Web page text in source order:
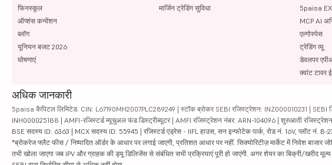
फिनस्कूल
ऑप्शंस कन्वेंशन
ब्लॉग
यूनियन बजट 2026
घोषणाएं
मार्जिन ट्रेडिंग सुविधा
5paisa
MCP AI
एल्गोस्पेस
ट्रेडिंग व्यू
डेवलपर
क्वांट टावर
अधिक जानकारी
5paisa कैपिटल लिमिटेड. CIN: L67190MH2007PLC289249 | स्टॉक ब्रोकर SEBI रजिस्ट्रेशन: INZ000010231 | SEBI
INH000025188 | AMFI-रजिस्टर्ड म्यूचुअल फंड डिस्ट्रीब्यूटर | AMFI रजिस्ट्रेशन नंबर: ARN-104096 | शुरुआती
BSE सदस्य ID: 6363 | MCX सदस्य ID: 55945 | रजिस्टर्ड एड्रेस - IIFL हाउस, सन इन्फोटेक पार्क, रोड नं. 16V, प्लॉट नं. B-
*ब्रोकरेज फ्लैट फीस / निष्पादित ऑर्डर के आधार पर लगाई जाएगी, प्रतिशत आधार पर नहीं. सिक्योरिटीज़ मार्केट में निवेश
तभी खोला जाएगा जब IPV और ग्राहक की ड्यू डिलिजेंस से संबंधित सभी प्रक्रियाएं पूरी हो जाएंगी. अगर शेयर का बिक्री/